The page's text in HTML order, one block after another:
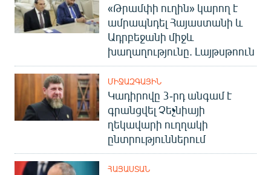
«Թրամփի ուղին» կարող է
ամրապնդել Հայաստանի և
Ադրբեջանի միջև
խաղաղությունը. Լայթսթոուն
ՄԻՋԱԶԳԱՅԻՆ
Կադիրովը 3-րդ անգամ է
գրանցվել Չեչնիայի
ղեկավարի ուղղակի
ընտրություններում
ՀԱՅԱՍՏԱՆ